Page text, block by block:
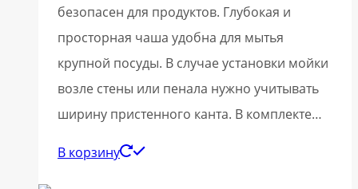
безопасен для продуктов. Глубокая и
просторная чаша удобна для мытья
крупной посуды. В случае установки мойки
возле стены или пенала нужно учитывать
ширину пристенного канта. В комплекте…
В корзину